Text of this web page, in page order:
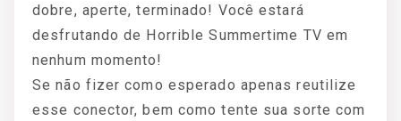
dobre, aperte, terminado! Você estará
desfrutando de Horrible Summertime TV em
nenhum momento!
Se não fizer como esperado apenas reutilize
esse conector, bem como tente sua sorte com